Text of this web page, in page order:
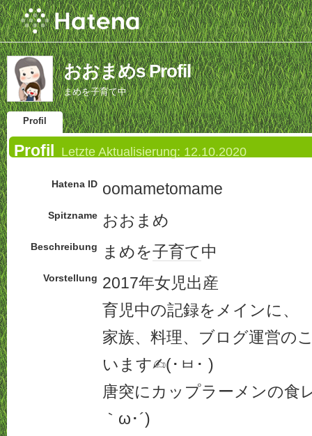
おおまめs Profil
まめを子育て中
Profil
Profil Letzte Aktualisierung: 12.10.2020
Hatena ID oomametomame
Spitzname おおまめ
Beschreibung まめを子育て中
Vorstellung 2017年女児出産
育児中の記録をメインに、
家族、料理、ブログ運営の
います✍︎‪(･ㅂ･ )
唐突にカップラーメンの食
｀ω･´)